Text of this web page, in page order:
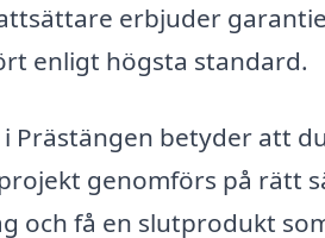
erbjuder
enligt högsta standard.
Prästängen betyder att
genomförs på rätt
och få en slutprodukt